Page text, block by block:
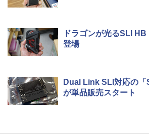
ドラゴンが光るSLI
登場
Dual Link SLI対応の「
が単品販売スタート